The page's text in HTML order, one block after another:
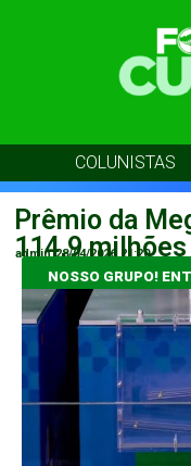
COLUNISTAS
Prêmio da
114,9
admin 28/04/2026 21:20
NOSSO GRUPO!